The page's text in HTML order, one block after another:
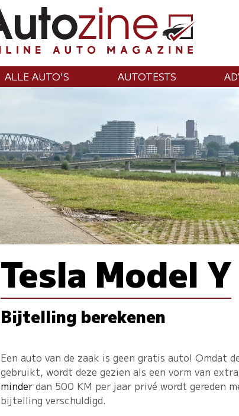
ALLE AUTO'S AUTOTESTS
Tesla Model Y
Bijtelling berekenen
Een auto van de zaak is geen gratis auto! Omdat
gebruikt, wordt deze gezien als een vorm van
minder dan 500 KM per jaar privé wordt gereden
bijtelling verschuldigd.